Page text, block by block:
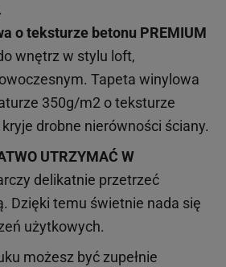
oteksturze betonu PREMIUM
wnętrz w stylu loft,
Tapeta winylowa
350g/m2 o teksturze
drobne nierówności ściany.
UTRZYMAĆ W
delikatnie przetrzeć
Dzięki temu świetnie nada się
użytkowych.
możesz być zupełnie